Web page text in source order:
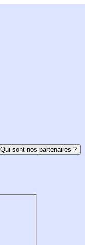
Qui sont nos partenaires ?